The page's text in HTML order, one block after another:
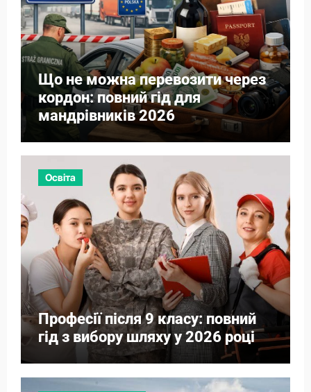
Що не можна перевозити через
кордон: повний гід для
мандрівників 2026
Освіта
Професії після 9 класу: повний
гід з вибору шляху у 2026 році